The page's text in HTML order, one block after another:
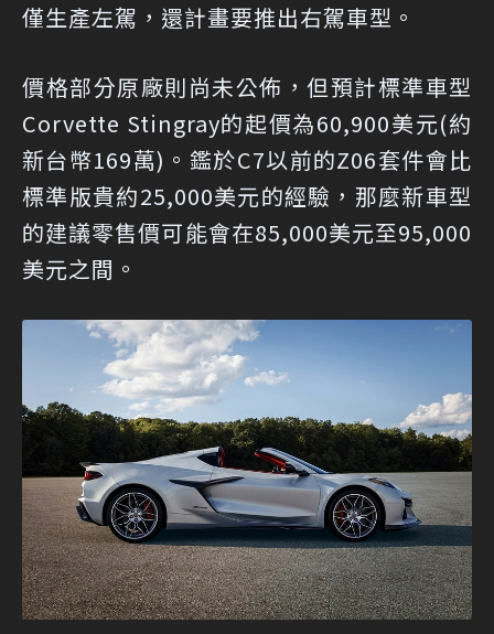
僅生產左駕，還計畫要推出右駕車型。
價格部分原廠則尚未公佈，但預計標準車型
Corvette Stingray的起價為60,900美元(約
新台幣169萬)。鑑於C7以前的Z06套件會比
標準版貴約25,000美元的經驗，那麼新車型
的建議零售價可能會在85,000美元至95,000
美元之間。